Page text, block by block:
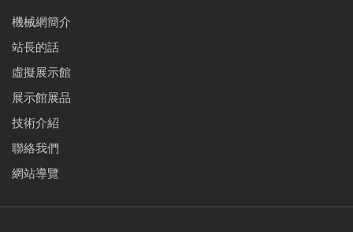
機械網簡介
站長的話
虛擬展示館
展示館展品
技術介紹
聯絡我們
網站導覽